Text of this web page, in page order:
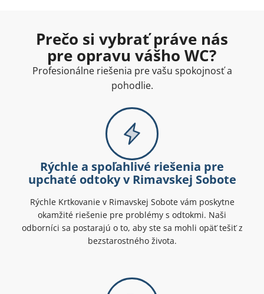
Prečo si vybrať práve nás
pre opravu vášho WC?
Profesionálne riešenia pre vašu spokojnosť a
pohodlie.
Rýchle a spoľahlivé riešenia pre
upchaté odtoky v Rimavskej Sobote
Rýchle Krtkovanie v Rimavskej Sobote vám poskytne
okamžité riešenie pre problémy s odtokmi. Naši
odborníci sa postarajú o to, aby ste sa mohli opäť tešiť z
bezstarostného života.